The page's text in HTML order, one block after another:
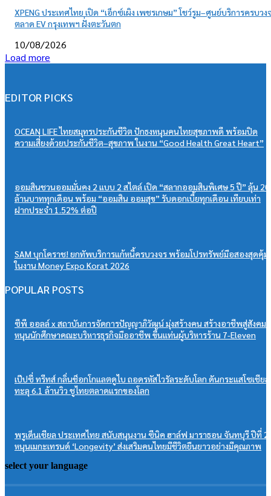
XPENG ประเทศไทย เปิด “เอ็กซ์เผิง เพชรเกษม” โชว์รูม–ศูนย์บริการครบวง
ตลาด EV กรุงเทพฯ ฝั่งตะวันตก
10/08/2026
Load more
EDITOR PICKS
OCEAN LIFE ไทยสมุทรประกันชีวิต ปักธงหนุนคนไทยสุขภาพดี พร้อมปิด
ความเสี่ยงด้วยประกันชีวิต–สุขภาพ ในงาน “Good Health Great Heart”
ออมสินชวนออมมั่นคง 2 แบบ 2 สไตล์ เปิด “สลากออมสินพิเศษ 5 ปี” ลุ้น 20
ล้านบาททุกเดือน พร้อม “ออมสิน ออมสุข” รับดอกเบี้ยทุกเดือน เทียบเท่า
ฝากประจำ 1.52% ต่อปี
SAM บุกโคราช! ยกทัพบริการแก้หนี้ครบวงจร พร้อมโปรทรัพย์มือสองสุดคุ้ม
ในงาน Money Expo Korat 2026
POPULAR POSTS
ซีพี ออลล์ x สถาบันการจัดการปัญญาภิวัฒน์ มุ่งสร้างคน สร้างอาชีพสู่สังคม
หนุนนักศึกษาคณะบริหารธุรกิจมืออาชีพ ขึ้นแท่นผู้บริหารร้าน 7-Eleven
เป๊ปซี่ ทรีทส์ กลิ่นช็อกโกแลตดูไบ ถอดรหัสไวรัลระดับโลก ดันกระแสโซเชียล
ทะลุ 6.1 ล้านวิว ชูไทยตลาดแรกของโลก
พรูเด็นเชียล ประเทศไทย สนับสนุนงาน ซีนิค ฮาล์ฟ มาราธอน จันทบุรี ปีที่ 2
หนุนเมกะเทรนด์ ‘Longevity’ ส่งเสริมคนไทยมีชีวิตยืนยาวอย่างมีคุณภาพ
select your language